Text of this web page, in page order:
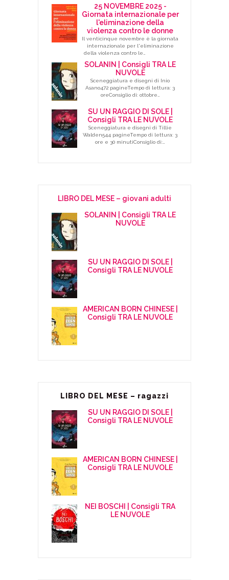
25 NOVEMBRE 2025 -
Giornata internazionale per
l'eliminazione della
violenza contro le donne
Il venticinque novembre è la giornata
internazionale per l'eliminazione
della violenza contro le…
SOLANIN | Consigli TRA LE
NUVOLE
Sceneggiatura e disegni di Inio
Asano472 pagineTempo di lettura: 3
oreConsiglio di: ottobre…
SU UN RAGGIO DI SOLE |
Consigli TRA LE NUVOLE
Sceneggiatura e disegni di Tillie
Walden544 pagineTempo di lettura: 3
ore e 30 minutiConsiglio di:…
LIBRO DEL MESE – giovani adulti
SOLANIN | Consigli TRA LE
NUVOLE
SU UN RAGGIO DI SOLE |
Consigli TRA LE NUVOLE
AMERICAN BORN CHINESE |
Consigli TRA LE NUVOLE
LIBRO DEL MESE – ragazzi
SU UN RAGGIO DI SOLE |
Consigli TRA LE NUVOLE
AMERICAN BORN CHINESE |
Consigli TRA LE NUVOLE
NEI BOSCHI | Consigli TRA
LE NUVOLE